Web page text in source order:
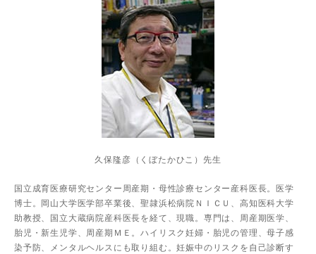
久保隆彦（くぼたかひこ）先生
国立成育医療研究センター周産期・母性診療センター産科医長。医学
博士。岡山大学医学部卒業後、聖隷浜松病院ＮＩＣＵ、高知医科大学
助教授、国立大蔵病院産科医長を経て、現職。専門は、周産期医学、
胎児・新生児学、周産期ＭＥ。ハイリスク妊婦・胎児の管理、母子感
染予防、メンタルヘルスにも取り組む。妊娠中のリスクを自己診断す